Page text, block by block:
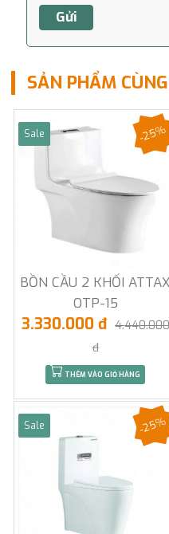
SẢN PHẨM
Sale
BỒN CẦU 2 KHỐI ATTAX
OTP-15
-25%
3.330.000 đ 4.440.000
đ
THÊM VÀO GIỎ HÀNG
Sale -25%